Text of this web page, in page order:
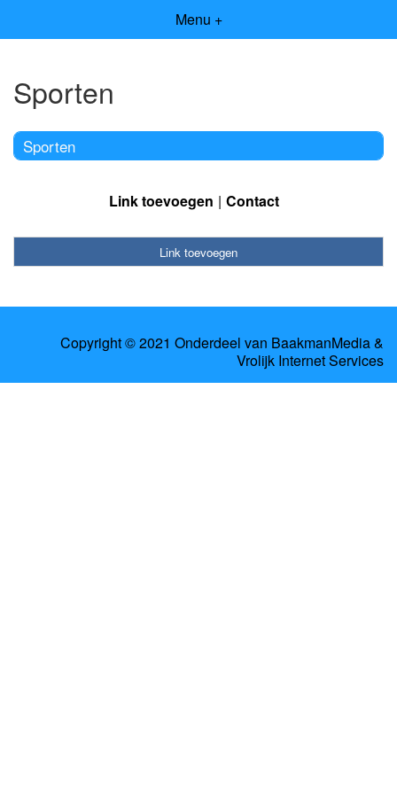
Menu +
Sporten
Sporten
Link toevoegen Contact
Link toevoegen
Copyright © 2021 Onderdeel van BaakmanMedia&
Vrolijk Internet Services